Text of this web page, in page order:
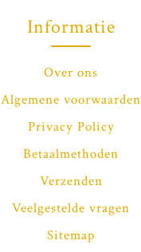
Informatie
Over ons
Algemene voorwaarden
Privacy Policy
Betaalmethoden
Verzenden
Veelgestelde vragen
Sitemap